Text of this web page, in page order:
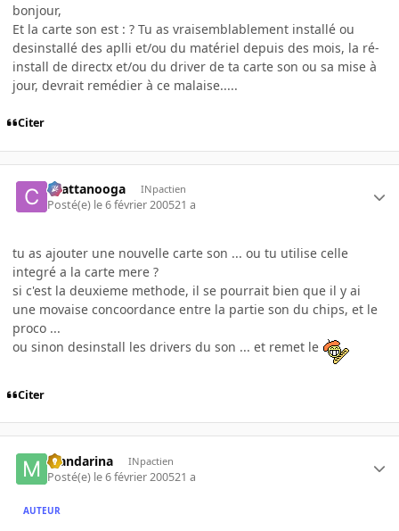
bonjour,
Et la carte son est : ? Tu as vraisemblablement installé ou
desinstallé des aplli et/ou du matériel depuis des mois, la ré-
install de directx et/ou du driver de ta carte son ou sa mise à
jour, devrait remédier à ce malaise.....
Citer
chattanooga INpactien
Posté(e) le 6 février 200521 a
tu as ajouter une nouvelle carte son ... ou tu utilise celle
integré a la carte mere ?
si c'est la deuxieme methode, il se pourrait bien que il y ai
une movaise concoordance entre la partie son du chips, et le
proco ...
ou sinon desinstall les drivers du son ... et remet le
Citer
Mandarina INpactien
Posté(e) le 6 février 200521 a
AUTEUR